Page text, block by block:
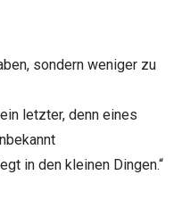
sondern weniger zu
letzter, denn eines
in den kleinen Dingen.“